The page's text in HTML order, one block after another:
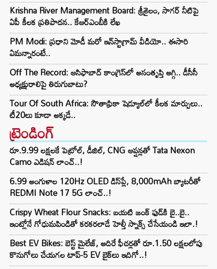
Krishna River Management Board: శ్రీశైలం, సాగర్ నీటిపై
ఏపీ కీలక ప్రతిపాదన.. కేఆర్ఎంబీకి లేఖ
PM Modi: ప్రధాని మోడీ మరో ఇన్‌స్టాగ్రామ్ వీడియో.. ఈసారి
ఏమన్నారంటే..
Off The Record: ఆసిఫాబాద్ కాంగ్రెస్‌లో అసంతృప్తి అగ్గి.. డీసీసీ
అధ్యక్షురాలిపై తిరుగుబాటు?
Tour Of South Africa: సౌతాఫ్రికా షెడ్యూల్‌లో కీలక మార్పులు..
టీ20లు కూడా అక్కడే..
ట్రెండింగ్‌
రూ.9.99 లక్షలకే పెట్రోల్, డీజిల్, CNG ఆప్షన్లతో Tata Nexon
Camo ఎడిషన్ లాంచ్..!
6.99 అంగుళాల 120Hz OLED డిస్‌ప్లే, 8,000mAh బ్యాటరీతో
REDMI Note 17 5G లాంచ్..!
Crispy Wheat Flour Snacks: బయటి జంక్ ఫుడ్‌కి బై..బై..
ఇంట్లోనే గోధుమపిండితో కరకరలాడే హెల్తీ స్నాక్స్ చేసేయండి ఇలా.!
Best EV Bikes: బెస్ట్ మైలేజ్, అదిరే ఫీచర్లతో రూ.1.50 లక్షలలోపు
కొనుగోలు చేయగల టాప్-5 EV బైక్‌లు ఇదిగో..!